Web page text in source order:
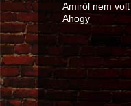
Amiről nem
Ahogy